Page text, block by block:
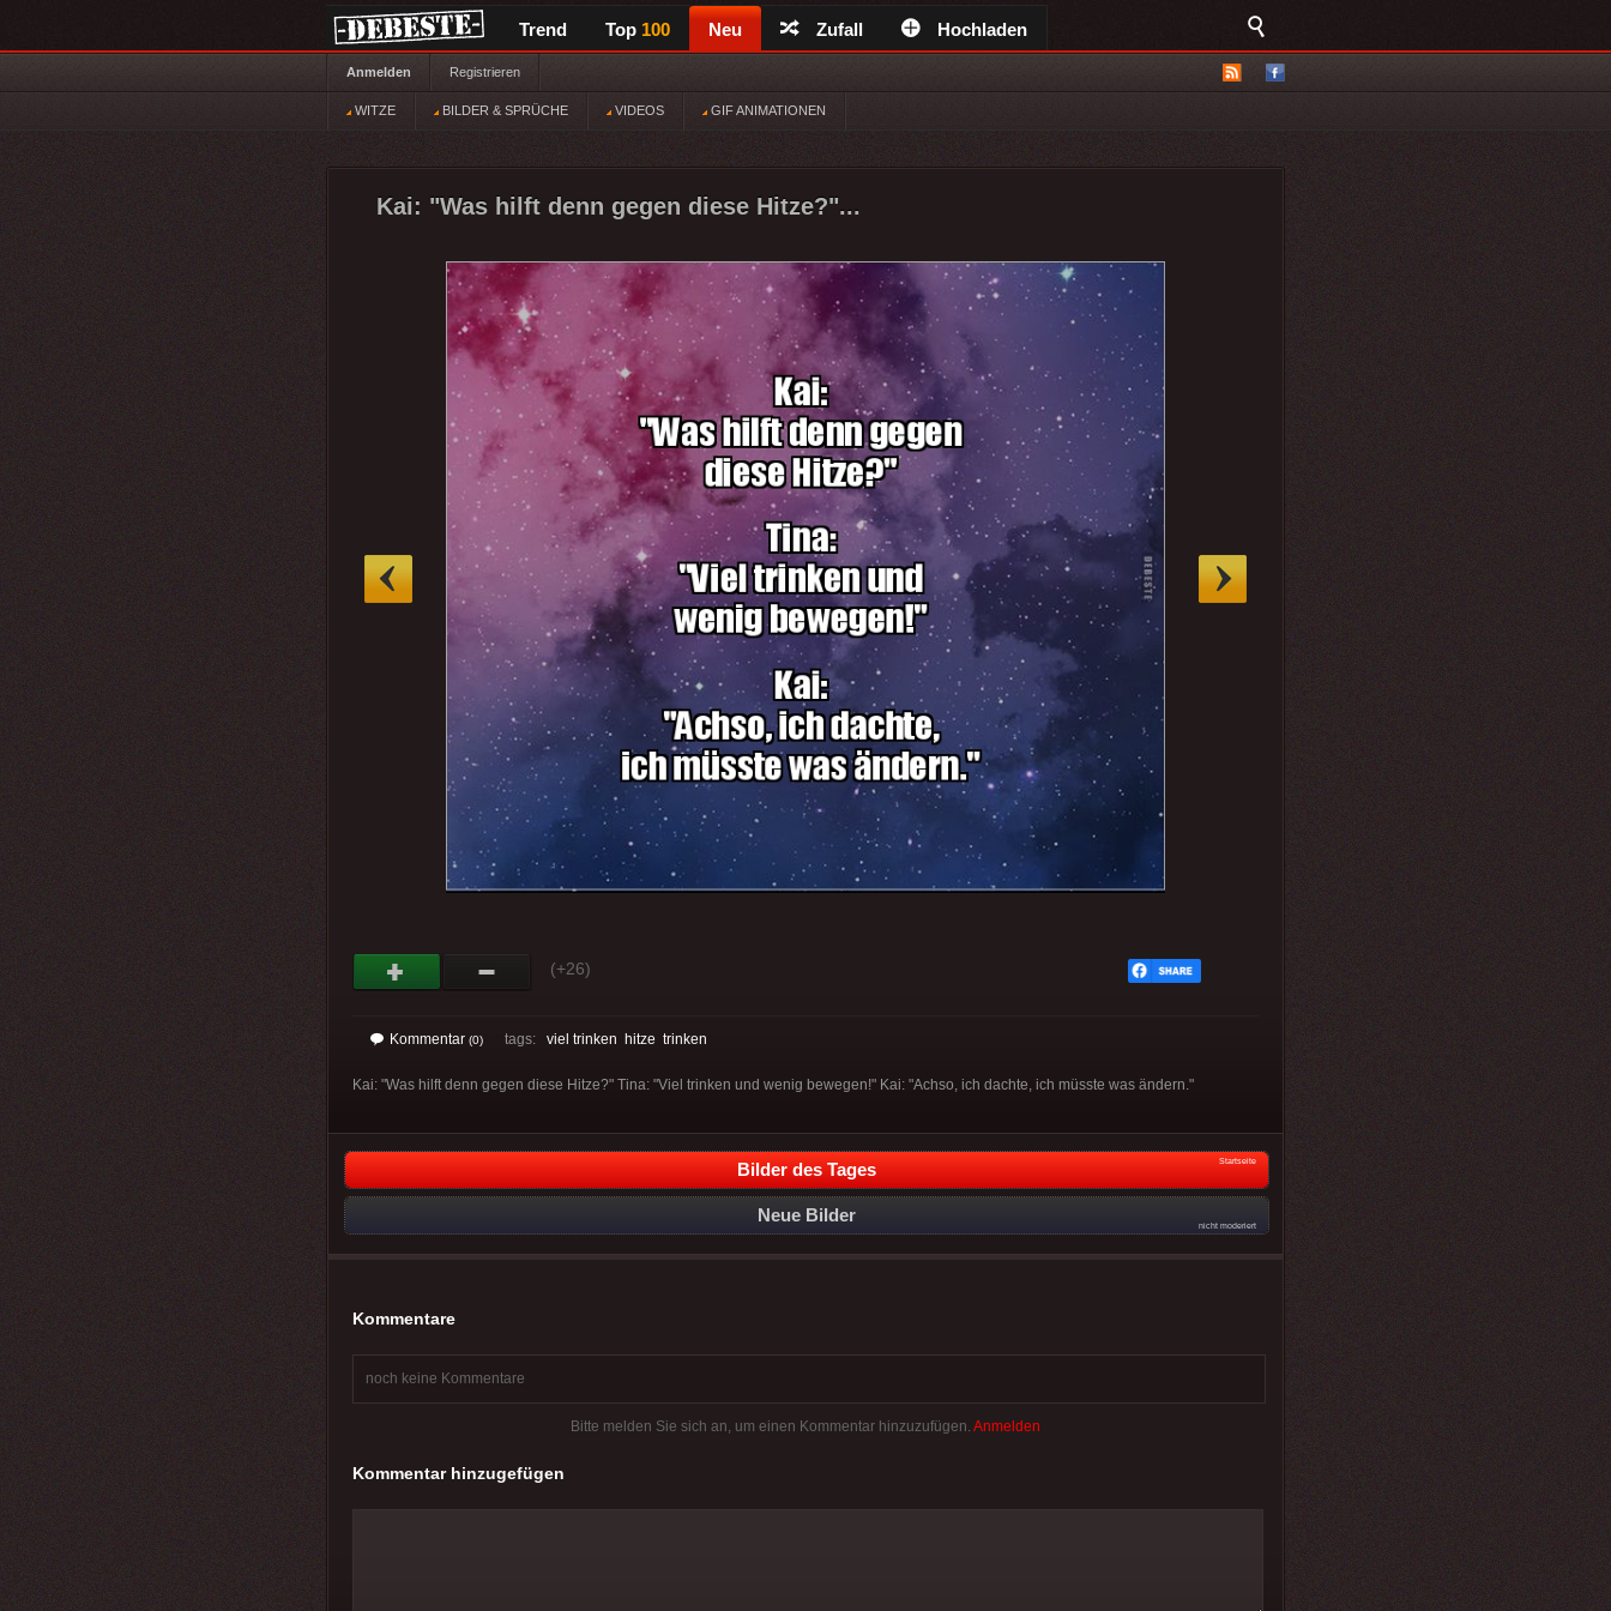
Trend Top 100 Neu Zufall Hochladen
Anmelden Registrieren
WITZE BILDER & SPRÜCHE VIDEOS GIF ANIMATIONEN
Kai: "Was hilft denn gegen diese Hitze?"...
(+26)
Kommentar (0) tags: viel trinken hitze trinken
Kai: "Was hilft denn gegen diese Hitze?" Tina: "Viel trinken und wenig bewegen!" Kai: "Achso, ich dachte, ich müsste was ändern."
Bilder des Tages Startseite
Neue Bilder
nicht moderiert
Kommentare
noch keine Kommentare
Bitte melden Sie sich an, um einen Kommentar hinzuzufügen. Anmelden
Kommentar hinzugefügen